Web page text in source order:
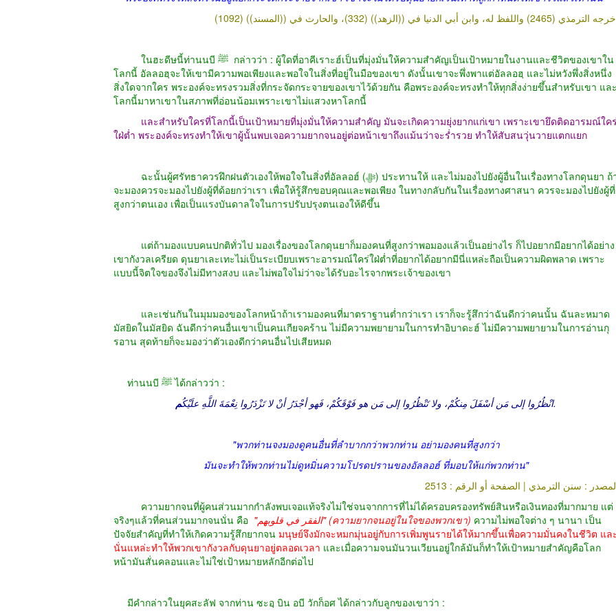
الترمذي (2465) واللفظ له، وابن أبي الدنيا في ((الزهد)) (332)، والحارث في ((المسند)) (1092)
ในฮะดีษนี้ท่านนบี ﷺ กล่าวว่า : ผู้ใดที่อาคีเราะฮ์เป็นที่มุ่งมั่นให้ความสำคัญเป็นเป้าหมายในงานและชีวิตของเขาใน
โลกนี้ อัลลอฮฺจะให้เขามีความพอเพียงและพอใจในสิ่งที่อยู่ในมือของเขา ดังนั้นเขาจะพึ่งพาแต่อัลลอฮฺ และไม่หวังพึ่งสิ่งหนึ่ง
สิ่งใดจากใคร พระองค์จะทรงรวมสิ่งที่กระจัดกระจายของเขาไว้ด้วยกัน คือพระองค์จะทรงทำให้ทุกสิ่งง่ายขึ้นสำหรับเขา และ
โลกนี้มาหาเขาในสภาพที่อ่อนน้อมเพราะเขาไม่แสวงหาโลกนี้
และสำหรับใครที่โลกนี้เป็นเป้าหมายที่มุ่งมั่นให้ความสำคัญ มันจะเกิดความยุ่งยากแก่เขา เพราะเขายึดติดอารมณ์ใคร่
ใฝ่ต่ำ พระองค์จะทรงทำให้เขาผู้นั้นพบเจอความยากจนอยู่ต่อหน้าเขาถึงแม้นว่าจะร่ำรวย ทำให้สับสนวุ่นวายแตกแยก
ฉะนั้นผู้ศรัทธาควรฝึกฝนตัวเองให้พอใจในสิ่งที่อัลลอฮ์ (ﷻ) ประทานให้ และไม่มองไปยังผู้อื่นในเรื่องทางโลกดุนยา ถ้า
จะมองควรจะมองไปยังผู้ที่ด้อยกว่าเรา เพื่อให้รู้สึกขอบคุณและพอเพียง ในทางกลับกันในเรื่องทางศาสนา ควรจะมองไปยังผู้ที่
สูงกว่าตนเอง เพื่อเป็นแรงบันดาลใจในการปรับปรุงตนเองให้ดีขึ้น
แต่ถ้ามองแบบคนปกติทั่วไป มองเรื่องของโลกดุนยาก็มองคนที่สูงกว่าพอมองแล้วเป็นอย่างไร ก็ไปอยากมีอยากได้อย่าง
เขากังวลเครียด ดุนยาเละเทะไม่เป็นระเบียบเพราะอารมณ์ใคร่ใฝ่ต่ำที่อยากได้อยากมีนี่แหล่ะถือเป็นความผิดพลาด เพราะ
แบบนี้จิตใจของจึงไม่มีทางสงบ และไม่พอใจไม่ว่าจะได้รับอะไรจากพระเจ้าของเขา
และเช่นกันในมุมมองของโลกหน้าถ้าเรามองคนที่มาตราฐานต่ำกว่าเรา เราก็จะรู้สึกว่าฉันดีกว่าคนนั้น ฉันละหมาด
มัสยิดในมัสยิด ฉันดีกว่าคนอื่นเขาเป็นคนเกียจคร้าน ไม่มีความพยายามในการทำอิบาดะฮ์ ไม่มีความพยายามในการอ่านกุ
รอาน สุดท้ายก็จะมองว่าตัวเองดีกว่าคนอื่นไปเสียหมด
ท่านนบี ﷺ ได้กล่าวว่า :
انْظُرُوا إلى مَن أسْفَلَ مِنكُمْ، ولا تَنْظُرُوا إلى مَن هو فَوْقَكُمْ، فَهو أجْدَرُ أنْ لا تَزْدَرُوا نِعْمَةَ اللَّهِ علَيْكُم .
"พวกท่านจงมองดูคนอื่นที่ลำบากกว่าพวกท่าน อย่ามองคนที่สูงกว่า
มันจะทำให้พวกท่านไม่ดูหมิ่นความโปรดปรานของอัลลอฮ์ ที่มอบให้แก่พวกท่าน"
: سنن الترمذي | الصفحة أو الرقم :
ความยากจนที่ผู้คนส่วนมากกำลังพบเจอแท้จริงไม่ใช่จนจากการที่ไม่ได้ครอบครองทรัพย์สินหรือเงินทองที่มากมาย แต่
จริงๆแล้วที่คนส่วนมากจนนั่น คือ
"الفقر في قلوبهم" (ความยากจนอยู่ในใจของพวกเขา) ความไม่พอใจต่าง ๆ นานา เป็น
ปัจจัยสำคัญที่ทำให้เกิดความรู้สึกยากจน มนุษย์จึงมักจะหมกมุ่นอยู่กับการเพิ่มพูนรายได้ให้มากขึ้นเพื่อความมั่นคงในชีวิต แล
นั่นแหล่ะทำให้พวกเขากังวลกับดุนยาอยู่ตลอดเวลา และเมื่อความจนมันวนเวียนอยู่ใกล้มันก็ทำให้เป้าหมายสำคัญคือโลก
หน้ามันสั่นคลอนและไม่ใช่เป้าหมายหลักอีกต่อไป
มีคำกล่าวในยุคสะลัฟ จากท่าน ซะอฺ บิน อบี วักก็อศ ได้กล่าวกับลูกของเขาว่า :